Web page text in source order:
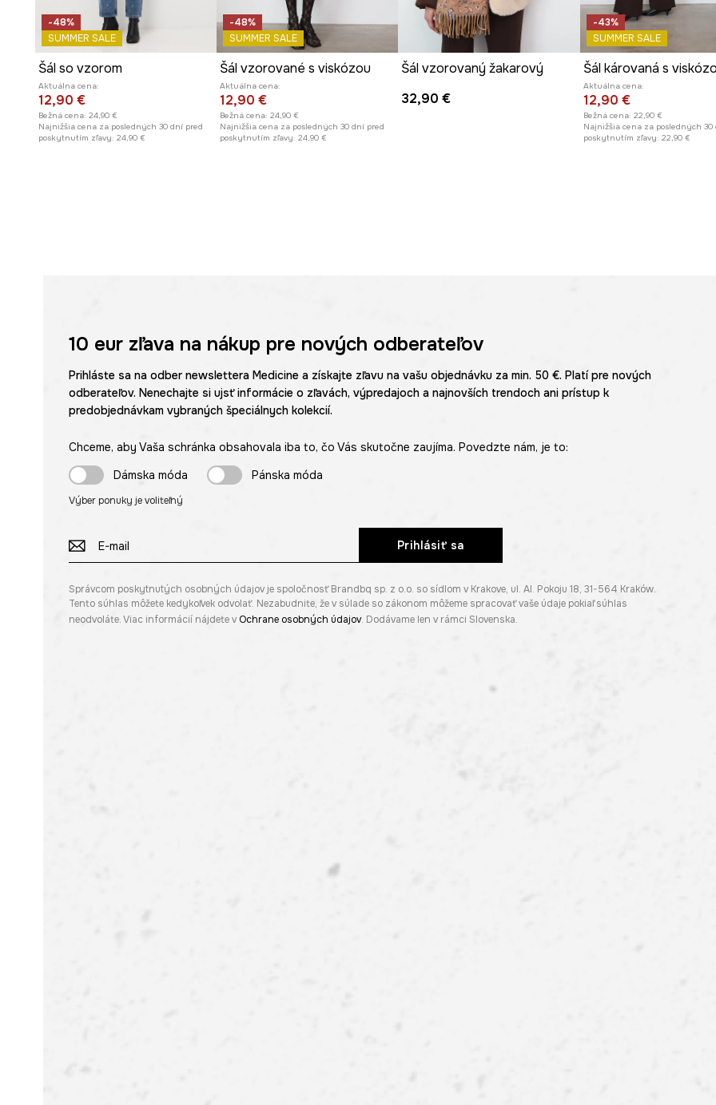
-48%
SUMMER SALE
Šál so vzorom
Aktuálna cena:
12,90 €
Bežná cena: 24,90 €
Najnižšia cena za posledných 30 dní pred
poskytnutím zľavy: 24,90 €
-48%
SUMMER SALE
Šál vzorované s viskózou
Aktuálna cena:
12,90 €
Bežná cena: 24,90 €
Najnižšia cena za posledných 30 dní pred
poskytnutím zľavy: 24,90 €
Šál vzorovaný žakarový
32,90 €
-43%
SUMMER SALE
Šál károvaná s
Aktuálna cena:
12,90 €
Bežná cena: 22,90 €
Najnižšia cena za posledných 30
poskytnutím zľavy: 22,90 €
10 eurzľava na nákup pre nových odberateľov
Prihláste sa na odber newslettera Medicine a získajte zľavu na vašu objednávku za min. 50 €. Platí pre nových
odberateľov. Nenechajte si ujsť informácie o zľavách, výpredajoch a najnovších trendoch ani prístup k
predobjednávkam vybraných špeciálnych kolekcií.
Chceme, aby Vaša schránka obsahovala iba to, čo Vás skutočne zaujíma. Povedzte nám, je to:
Dámska móda
Pánska móda
Výber ponuky je voliteľný
Prihlásiť sa
Správcom poskytnutých osobných údajov je spoločnosť Brandbq sp. z o.o. so sídlom v Krakove, ul. Al. Pokoju 18, 31-564 Kraków.
Tento súhlas môžete kedykoľvek odvolať. Nezabudnite, že v súlade so zákonom môžeme spracovať vaše údaje pokiaľ súhlas
neodvoláte. Viac informácií nájdete v Ochrane osobných údajov. Dodávame len v rámci Slovenska.